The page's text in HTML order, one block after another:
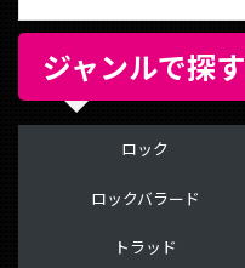
ジャンルで探す
ロック
ロックバラード
トラッド